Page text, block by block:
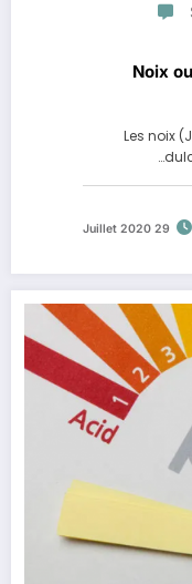
Noix
Les noix
29 Juillet 2020